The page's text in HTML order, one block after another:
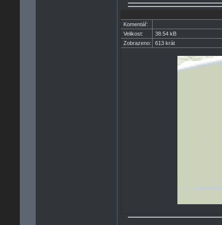
Komentář:
Velikost:
38.54 kB
Zobrazeno:
613 krát